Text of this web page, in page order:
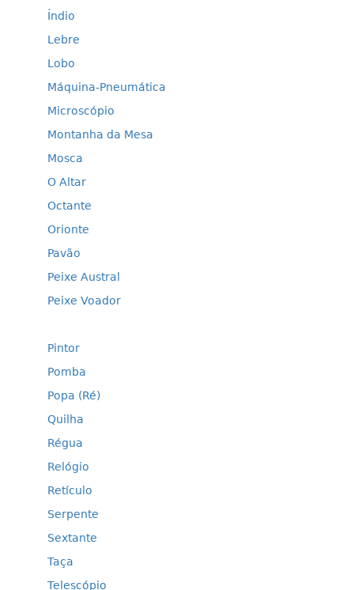
Índio
Lebre
Lobo
Máquina-Pneumática
Microscópio
Montanha da Mesa
Mosca
O Altar
Octante
Orionte
Pavão
Peixe Austral
Peixe Voador
Pintor
Pomba
Popa (Ré)
Quilha
Régua
Relógio
Retículo
Serpente
Sextante
Taça
Telescópio